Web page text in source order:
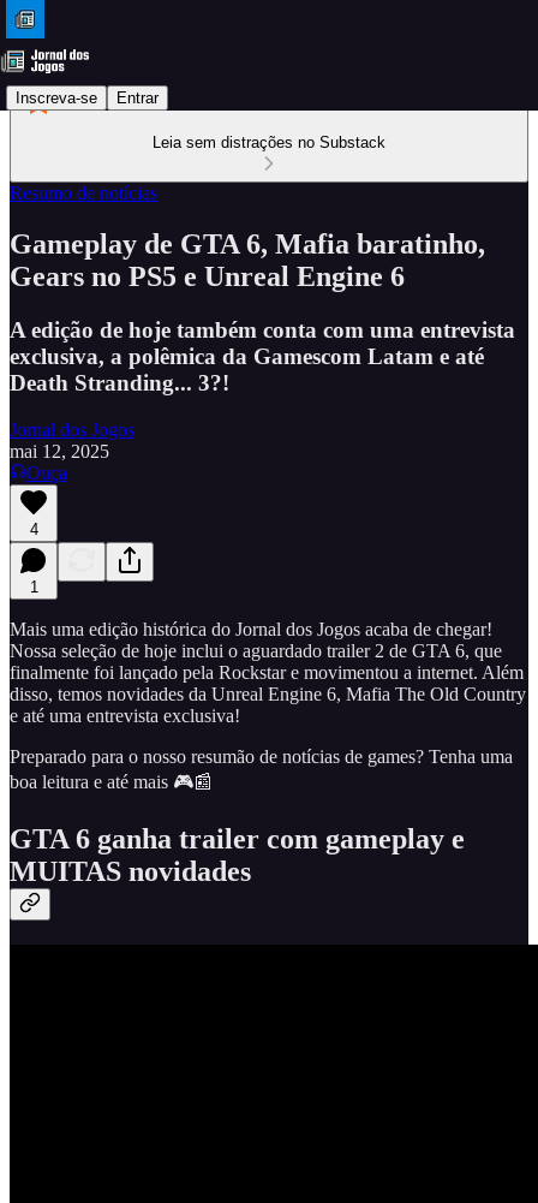
Inscreva-se Entrar
Leia sem distrações no Substack
Resumo de notícias
Gameplay de GTA 6, Mafia baratinho,
Gears no PS5 e Unreal Engine 6
A edição de hoje também conta com uma entrevista
exclusiva, a polêmica da Gamescom Latam e até
Death Stranding... 3?!
Jornal dos Jogos
mai 12, 2025
Ouça
4
1
Mais uma edição histórica do Jornal dos Jogos acaba de chegar!
Nossa seleção de hoje inclui o aguardado trailer 2 de GTA 6, que
finalmente foi lançado pela Rockstar e movimentou a internet. Além
disso, temos novidades da Unreal Engine 6, Mafia The Old Country
e até uma entrevista exclusiva!
Preparado para o nosso resumão de notícias de games? Tenha uma
boa leitura e até mais 🎮📰
GTA 6 ganha trailer com gameplay e
MUITAS novidades